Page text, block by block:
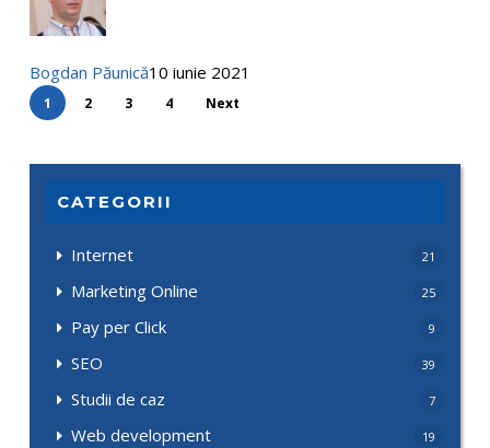
Bogdan Păunică10 iunie 2021
1 2 3 4 Next
CATEGORII
Internet 21
Marketing Online 25
Pay per Click 9
SEO 39
Studii de caz 7
Web development 19